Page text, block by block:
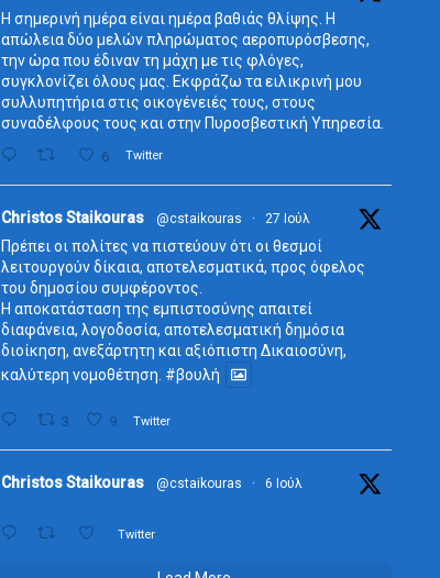
Η σημερινή ημέρα είναι ημέρα βαθιάς θλίψης. Η
απώλεια δύο μελών πληρώματος αεροπυρόσβεσης,
την ώρα που έδιναν τη μάχη με τις φλόγες,
συγκλονίζει όλους μας. Εκφράζω τα ειλικρινή μου
συλλυπητήρια στις οικογένειές τους, στους
συναδέλφους τους και στην Πυροσβεστική Υπηρεσία.
6 Twitter
Christos Staikouras @cstaikouras · 27 Ιούλ
Πρέπει οι πολίτες να πιστεύουν ότι οι θεσμοί
λειτουργούν δίκαια, αποτελεσματικά, προς όφελος
του δημοσίου συμφέροντος.
Η αποκατάσταση της εμπιστοσύνης απαιτεί
διαφάνεια, λογοδοσία, αποτελεσματική δημόσια
διοίκηση, ανεξάρτητη και αξιόπιστη Δικαιοσύνη,
καλύτερη νομοθέτηση. #βουλή
3 9 Twitter
Christos Staikouras @cstaikouras · 6 Ιούλ
Twitter